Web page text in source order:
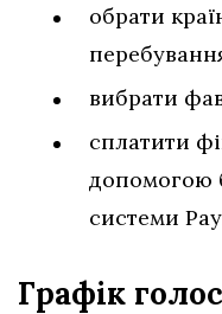
обрати
вибрати
сплатити
допомогою
системи
Графік